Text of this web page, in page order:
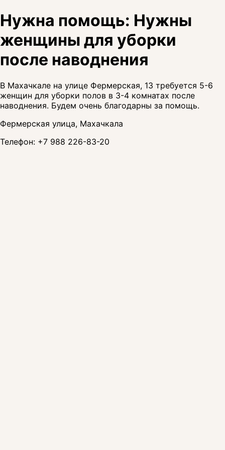
Нужна помощь: Нужны
женщины для уборки
после наводнения
В Махачкале на улице Фермерская, 13 требуется 5-6
женщин для уборки полов в 3-4 комнатах после
наводнения. Будем очень благодарны за помощь.
Фермерская улица, Махачкала
Телефон: +7 988 226-83-20